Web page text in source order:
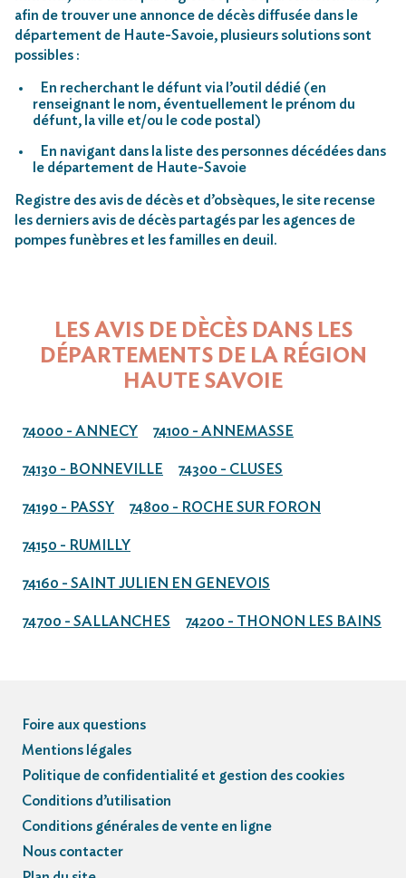
afin de trouver une annonce de décès diffusée dans le
département de Haute-Savoie, plusieurs solutions sont
possibles :
En recherchant le défunt via l’outil dédié (en
renseignant le nom, éventuellement le prénom du
défunt, la ville et/ou le code postal)
En navigant dans la liste des personnes décédées dans
le département de Haute-Savoie
Registre des avis de décès et d’obsèques, le site recense
les derniers avis de décès partagés par les agences de
pompes funèbres et les familles en deuil.
LES AVIS DE DÈCÈS DANS LES
DÉPARTEMENTS DE LA RÉGION
HAUTE SAVOIE
74000 - ANNECY 74100 - ANNEMASSE
74130 - BONNEVILLE 74300 - CLUSES
74190 - PASSY 74800 - ROCHE SUR FORON
74150 - RUMILLY
74160 - SAINT JULIEN EN GENEVOIS
74700 - SALLANCHES 74200 - THONON LES BAINS
Foire aux questions
Mentions légales
Politique de confidentialité et gestion des cookies
Conditions d’utilisation
Conditions générales de vente en ligne
Nous contacter